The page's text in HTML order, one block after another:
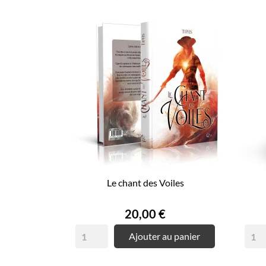
Le chant des Voiles
Prix
20,00 €
Ajouter au panier